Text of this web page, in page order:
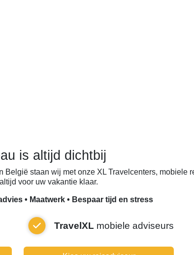
is altijd dichtbij
België staan wij met onze XL Travelcenters, mobiele
voor uw vakantie klaar.
• Maatwerk • Bespaar tijd en stress
TravelXL mobiele adviseurs